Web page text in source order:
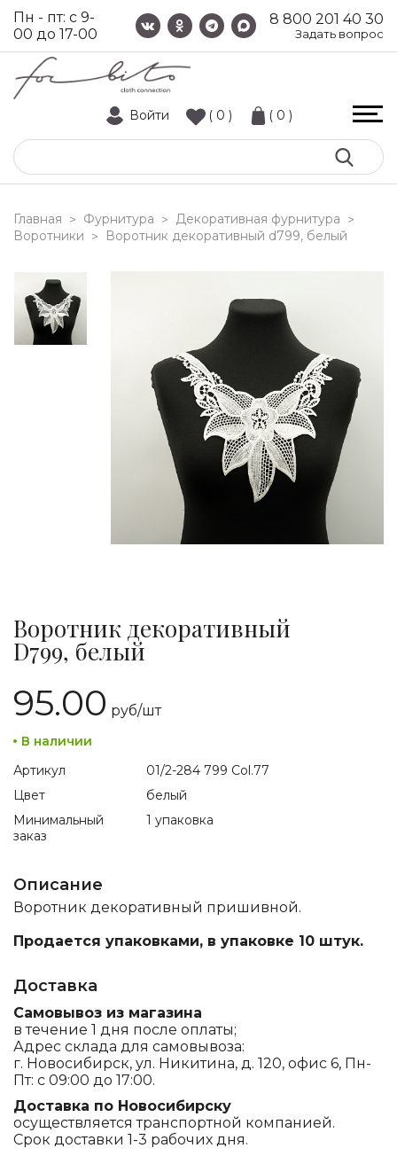
8 800 201 40 30
Задать вопрос
Пн - пт: с 9-
00 до 17-00
Войти ( 0 ) ( 0 )
Главная > Фурнитура > Декоративная фурнитура >
Воротники > воротник декоративный d799, белый
Воротник декоративный
D799, белый
95.00 руб/шт
В наличии
Артикул
01/2-284 799 Col.77
Цвет
белый
Минимальный
заказ
1 упаковка
Описание
Воротник декоративный пришивной.
Продается упаковками, в упаковке 10 штук.
Доставка
Самовывоз из магазина
в течение 1 дня после оплаты;
Адрес склада для самовывоза:
г. Новосибирск, ул. Никитина, д. 120, офис 6, Пн-
Пт: с 09:00 до 17:00.
Доставка по Новосибирску
осуществляется транспортной компанией.
Срок доставки 1-3 рабочих дня.